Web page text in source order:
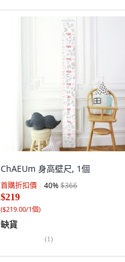
ChAEUm 身高壁尺, 1個
首購折扣價 40%$366
$219
($219.00/1個)
缺貨
(1)